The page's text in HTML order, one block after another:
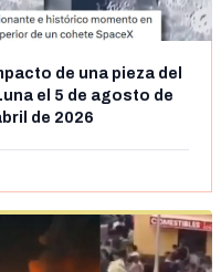
de una pieza del
el 5 de agosto de
de 2026